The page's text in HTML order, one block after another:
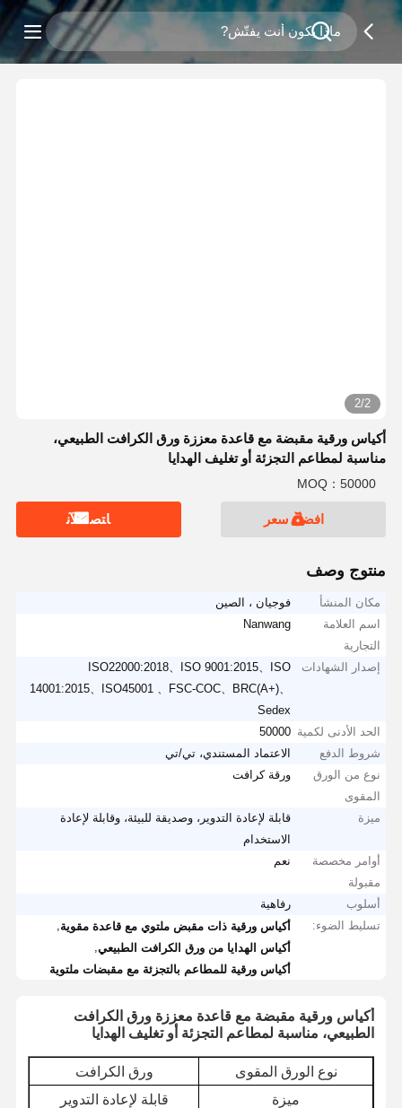
2/2
أكياس ورقية مقبضة مع قاعدة معززة ورق الكرافت الطبيعي،
مناسبة لمطاعم التجزئة أو تغليف الهدايا
MOQ：50000
افضل سعر ﺎﺘﺼﻟ ﺍﻶﻧ
منتوج وصف
مكان المنشأ
فوجيان ، الصين
اسم العلامة
التجارية
Nanwang
إصدار الشهادات
ISO22000:2018、ISO 9001:2015、ISO
14001:2015、ISO45001 、FSC-COC、BRC(A+)、
Sedex
الحد الأدنى لكمية 50000
شروط الدفع
الاعتماد المستندي، تي/تي
نوع من الورق
المقوى
ورقة كرافت
ميزة
قابلة لإعادة التدوير، وصديقة للبيئة، وقابلة لإعادة
الاستخدام
أوامر مخصصة
مقبولة
نعم
أسلوب
رفاهية
تسليط الضوء:
أكياس ورقية ذات مقبض ملتوي مع قاعدة مقوية
أكياس الهدايا من ورق الكرافت الطبيعي
أكياس ورقية للمطاعم بالتجزئة مع مقبضات ملتوية
أكياس ورقية مقبضة مع قاعدة معززة ورق الكرافت
الطبيعي، مناسبة لمطاعم التجزئة أو تغليف الهدايا
نوع الورق المقوى
ورق الكرافت
ميزة
قابلة لإعادة التدوير